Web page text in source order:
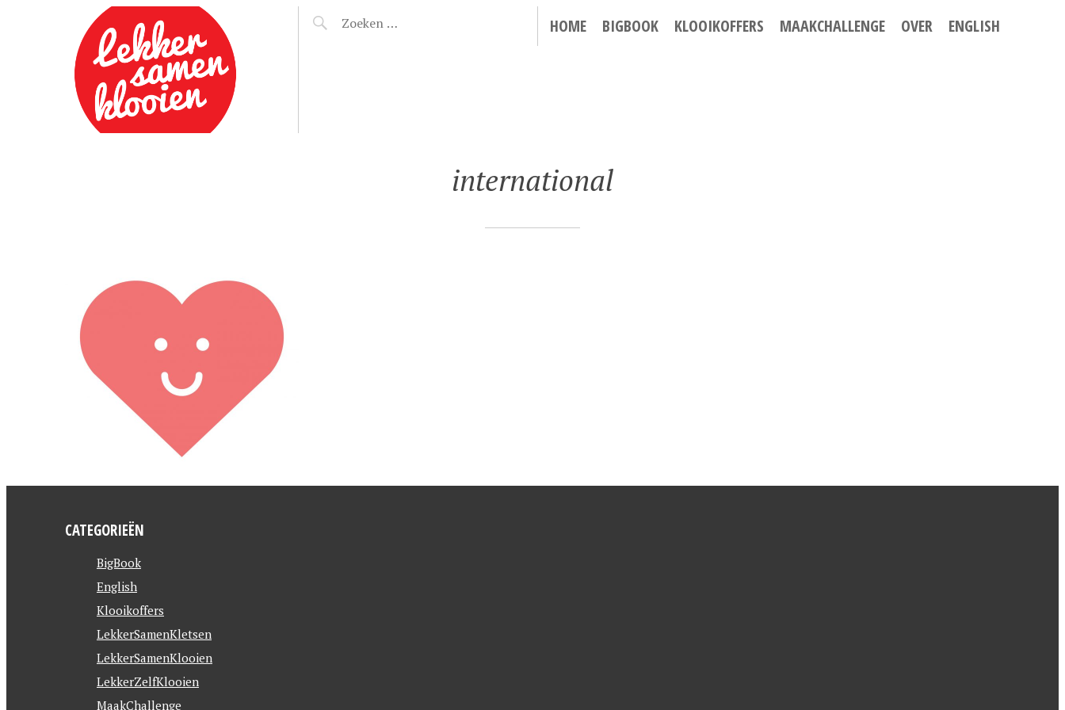
LEKKER SAMEN
KLOOIEN
HOME BIGBOOK KLOOIKOFFERS MAAKCHALLENGE OVER ENGLISH
international
CATEGORIEËN
BigBook
English
Klooikoffers
LekkerSamenKletsen
LekkerSamenKlooien
LekkerZelfKlooien
MaakChallenge